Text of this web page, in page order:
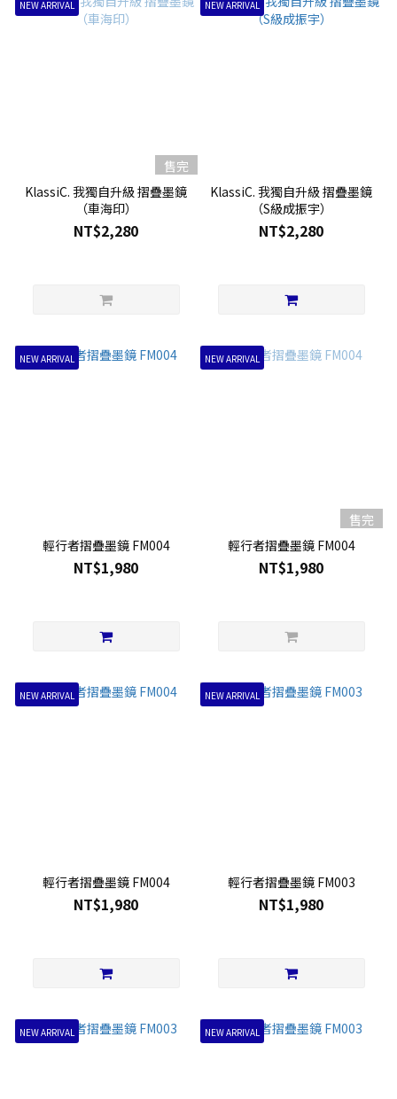
NEW ARRIVAL
售完
KlassiC. 我獨自升級 摺疊墨鏡
（車海印）
NT$2,280
NEW ARRIVAL
KlassiC. 我獨自升級 摺疊墨鏡
（S級成振宇）
NT$2,280
NEW ARRIVAL
輕行者摺疊墨鏡 FM004
NT$1,980
NEW ARRIVAL
售完
輕行者摺疊墨鏡 FM004
NT$1,980
NEW ARRIVAL
輕行者摺疊墨鏡 FM004
NT$1,980
NEW ARRIVAL
輕行者摺疊墨鏡 FM003
NT$1,980
NEW ARRIVAL NEW ARRIVAL